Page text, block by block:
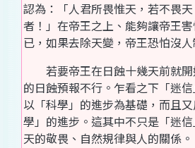
認為：「人君所畏惟天，若不畏
者！」在帝王之上、能夠讓帝王
已，如果去除天變，帝王恐怕沒人
若要帝王在日蝕十幾天前就開
的日蝕預報不行。乍看之下「迷
以「科學」的進步為基礎，而且
學」的進步。這其中不只是「迷
天的敬畏、自然規律與人的關係。